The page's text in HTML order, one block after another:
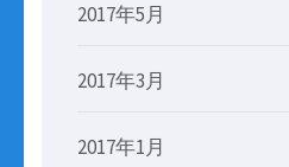
2017年5月
2017年3月
2017年1月